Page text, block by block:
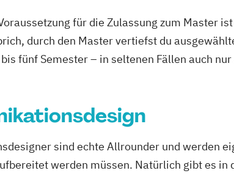
für die Zulassung zum Master
durch den Master vertiefst du
fünf Semester – in seltenen Fällen auch
sind echte Allrounder und werden
werden müssen. Natürlich gibt es